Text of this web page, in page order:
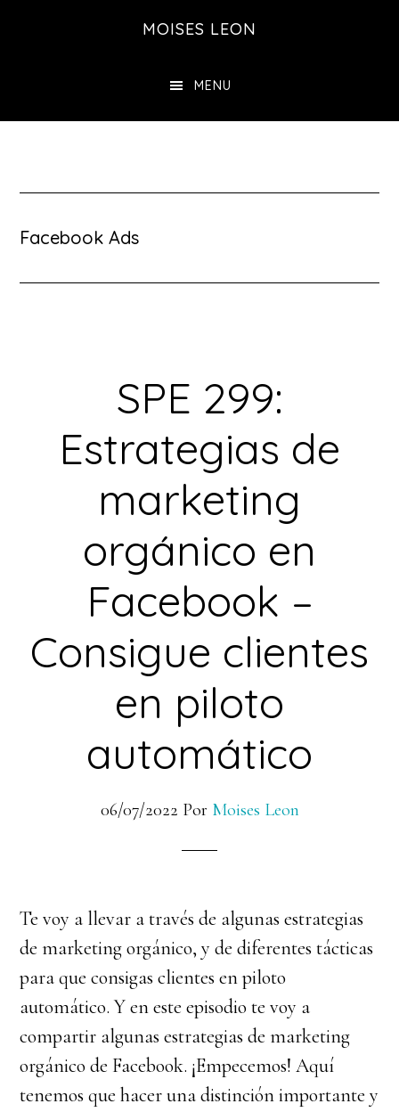
MOISES LEON
MENU
Facebook Ads
SPE 299:
Estrategias de
marketing
orgánico en
Facebook –
Consigue clientes
en piloto
automático
06/07/2022 Por Moises Leon
Te voy a llevar a través de algunas estrategias
de marketing orgánico, y de diferentes tácticas
para que consigas clientes en piloto
automático. Y en este episodio te voy a
compartir algunas estrategias de marketing
orgánico de Facebook. ¡Empecemos! Aquí
tenemos que hacer una distinción importante y